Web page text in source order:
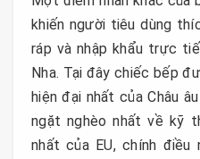
khiến người tiêu dùng
ráp và nhập khẩu trực
Nha. Tại đây chiếc bếp
hiện đại nhất của Châu
ngặt nghèo nhất về kỹ
nhất của EU, chính